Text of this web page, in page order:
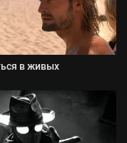
в живых